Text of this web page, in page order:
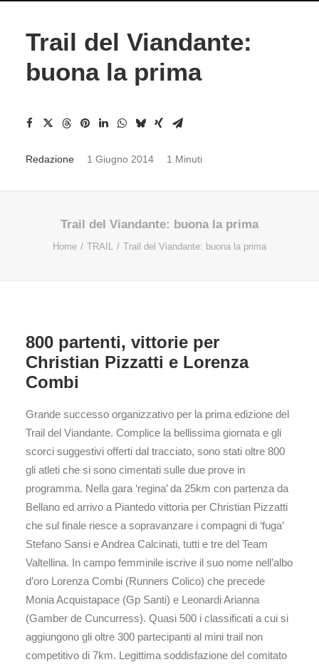
Trail del Viandante:
buona la prima
Redazione 1 Giugno 2014 1 Minuti
Trail del Viandante: buona la prima
Home TRAIL Trail del Viandante: buona la prima
800 partenti, vittorie per
Christian Pizzatti e Lorenza
Combi
Grande successo organizzativo per la prima edizione del
Trail del Viandante. Complice la bellissima giornata e gli
scorci suggestivi offerti dal tracciato, sono stati oltre 800
gli atleti che si sono cimentati sulle due prove in
programma. Nella gara ‘regina’ da 25km con partenza da
Bellano ed arrivo a Piantedo vittoria per Christian Pizzatti
che sul finale riesce a sopravanzare i compagni di ‘fuga’
Stefano Sansi e Andrea Calcinati, tutti e tre del Team
Valtellina. In campo femminile iscrive il suo nome nell’albo
d’oro Lorenza Combi (Runners Colico) che precede
Monia Acquistapace (Gp Santi) e Leonardi Arianna
(Gamber de Cuncurress). Quasi 500 i classificati a cui si
aggiungono gli oltre 300 partecipanti al mini trail non
competitivo di 7km. Legittima soddisfazione del comitato